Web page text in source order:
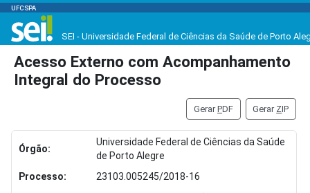
UFCSPA
SEI - Universidade Federal de Ciências da Saúde de Porto
Acesso Externo com Acompanhamento
Integral do Processo
GerarPDF Gerar ZIP
Órgão:
Universidade Federal de Ciências da Saúde
de Porto Alegre
Processo:
23103.005245/2018-16